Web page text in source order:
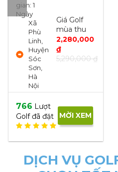
gian: 1
Ngày
Đồng
Mô,
Sơn
Tây,
Hà
Nội,
Việt
Nam
Giá Golf
mùa thu
2,900,000
₫
5,200,000
₫
684 Lượt
Golf đã đặt
MỜI XEM
DỊCH VỤ